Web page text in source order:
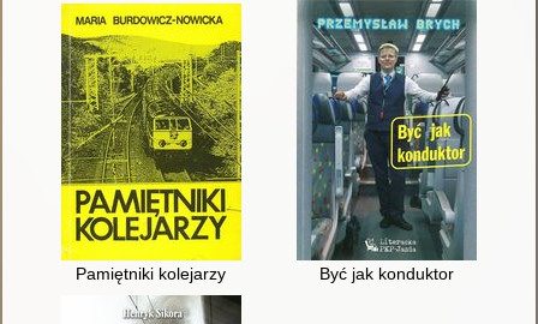
Pamiętniki kolejarzy Być jak konduktor